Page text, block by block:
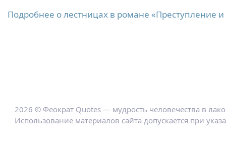
Подробнее о лестницах в романе «Преступление
2026 © Феократ Quotes — мудрость человечества в
Использование материалов сайта допускается при